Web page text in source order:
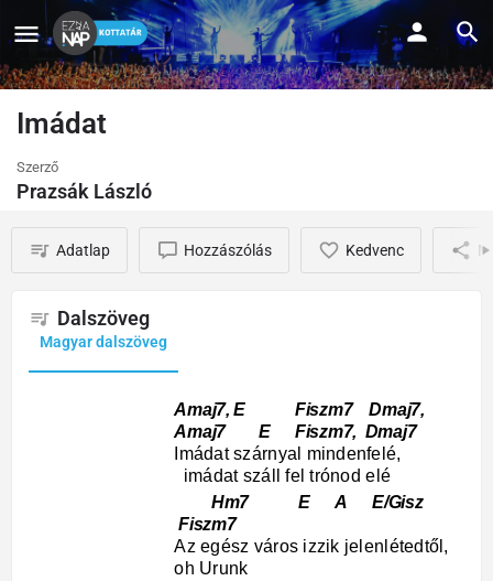
Imádat
Szerző
Prazsák László
Adatlap Hozzászólás Kedvenc
Dalszöveg
Magyar dalszöveg
Amaj7, E Fiszm7 Dmaj7,
Amaj7 E Fiszm7, Dmaj7
Imádat szárnyal mindenfelé,
imádat száll fel trónod elé
Hm7 E A E/Gisz
Fiszm7
Az egész város izzik jelenlétedtől,
oh Urunk